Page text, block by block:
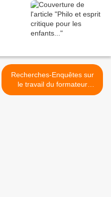
Recherches-Enquêtes sur
le travail du formateur
d'adultes >